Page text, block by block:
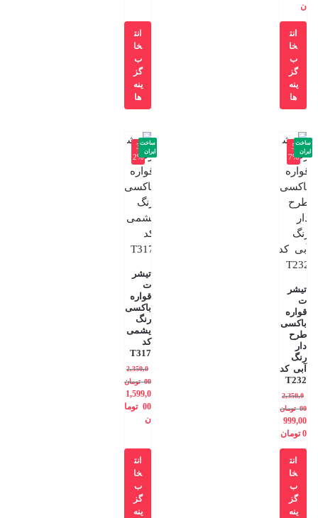
ن
انت
خا
ب
گز
ینه
ها
انت
خا
ب
گز
ینه
ها
-5
7%
تیشر
ت
قواره
باکسی
طرح
دار
رنگ
آبی کد
T232
2,350,0
00 تومان
999,00
0 تومان
ساخت
ایران
انت
خا
ب
گز
ینه
-3
2%
تیشر
ت
قواره
باکسی
رنگ
یشمی
کد
T317
2,350,0
00 تومان
1,599,0
00 توما
ن
ساخت
ایران
انت
خا
ب
گز
ینه